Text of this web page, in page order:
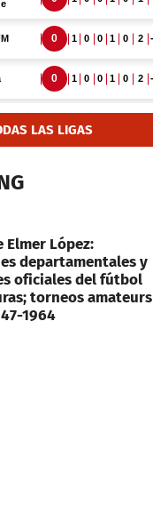
LAS LIGAS
Elmer López:
departamentales y
oficiales del fútbol
torneos amateurs
1964